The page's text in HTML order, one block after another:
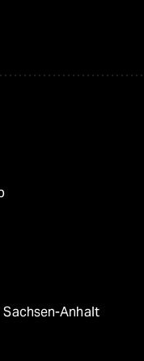
Anhalt